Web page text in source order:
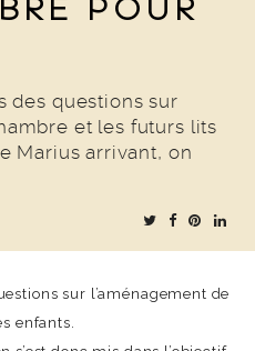
des questions sur
et les futurs lits
Marius arrivant, on
sur l’aménagement de
enfants.